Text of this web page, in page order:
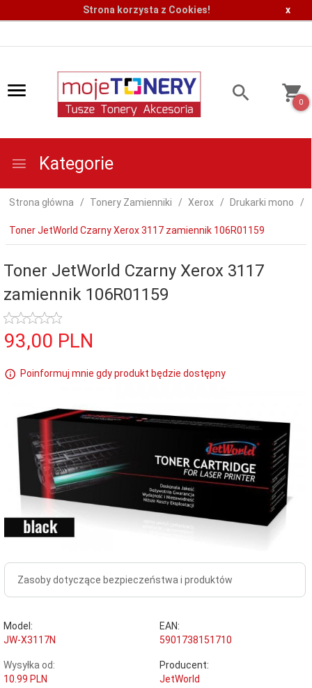
Strona korzysta z Cookies! x
0
Kategorie
Strona główna Tonery Zamienniki Xerox Drukarki mono
Toner JetWorld Czarny Xerox 3117 zamiennik 106R01159
Toner JetWorld Czarny Xerox 3117
zamiennik 106R01159
93,00 PLN
Poinformuj mnie gdy produkt będzie dostępny
Zasoby dotyczące bezpieczeństwa i produktów
Model:
JW-X3117N
EAN:
5901738151710
Wysyłka od:
10.99 PLN
Producent:
JetWorld